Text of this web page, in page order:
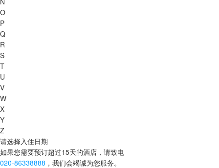
O
P
Q
R
S
T
U
V
W
X
Y
Z
请选择入住日期
如果您需要预订超过15天的酒店，请致电
020-86338888 ，我们会竭诚为您服务。